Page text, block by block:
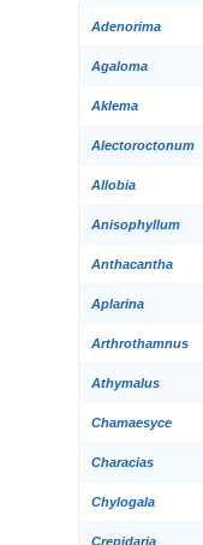
Adenorima
Agaloma
Aklema
Alectoroctonum
Allobia
Anisophyllum
Anthacantha
Aplarina
Arthrothamnus
Athymalus
Chamaesyce
Characias
Chylogala
Crepidaria